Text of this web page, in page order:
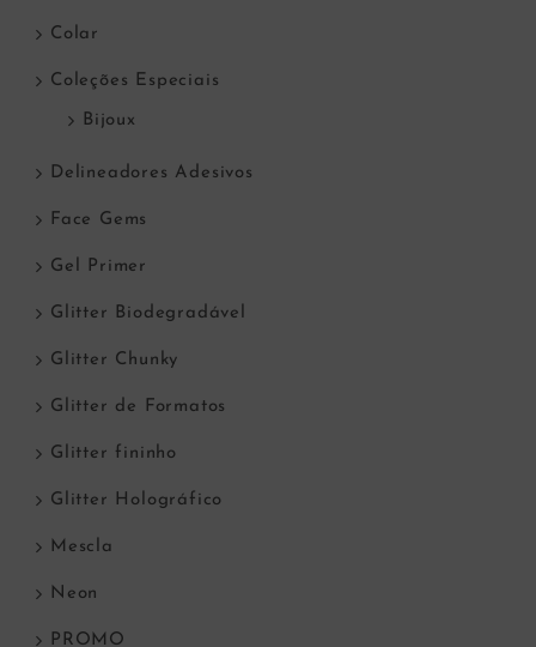
Colar
Coleções Especiais
Bijoux
Delineadores Adesivos
Face Gems
Gel Primer
Glitter Biodegradável
Glitter Chunky
Glitter de Formatos
Glitter fininho
Glitter Holográfico
Mescla
Neon
PROMO